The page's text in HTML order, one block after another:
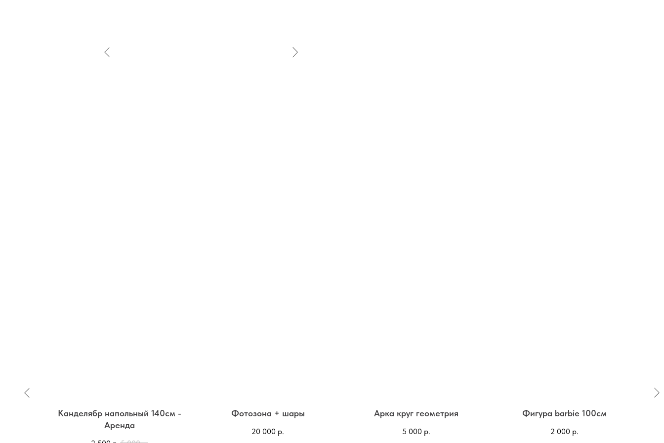
Канделябр напольный 140см -
Аренда
Фотозона + шары
20 000 р.
Арка круг геометрия
5 000 р.
Фигура barbie 100см
2 000 р.